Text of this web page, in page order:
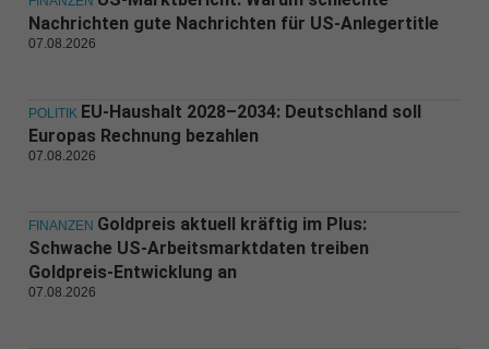
Nachrichten gute Nachrichten für US-Anlegertitle
07.08.2026
POLITIK EU-Haushalt 2028–2034: Deutschland soll
Europas Rechnung bezahlen
07.08.2026
FINANZEN Goldpreis aktuell kräftig im Plus:
Schwache US-Arbeitsmarktdaten treiben
Goldpreis-Entwicklung an
07.08.2026